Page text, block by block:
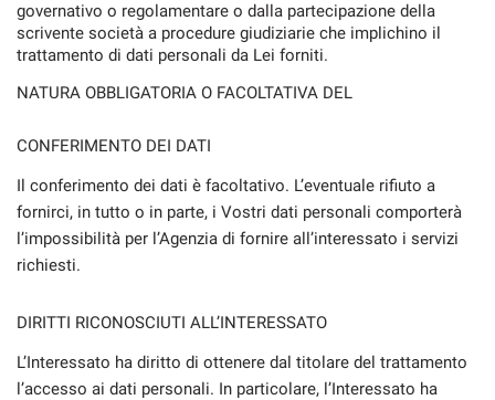
governativo o regolamentare o dalla partecipazione della
scrivente società a procedure giudiziarie che implichino il
trattamento di dati personali da Lei forniti.
NATURA OBBLIGATORIA O FACOLTATIVA DEL
CONFERIMENTO DEI DATI
Il conferimento dei dati è facoltativo. L’eventuale rifiuto a
fornirci, in tutto o in parte, i Vostri dati personali comporterà
l’impossibilità per l’Agenzia di fornire all’interessato i servizi
richiesti.
DIRITTI RICONOSCIUTI ALL’INTERESSATO
L’Interessato ha diritto di ottenere dal titolare del trattamento
l’accesso ai dati personali. In particolare, l’Interessato ha